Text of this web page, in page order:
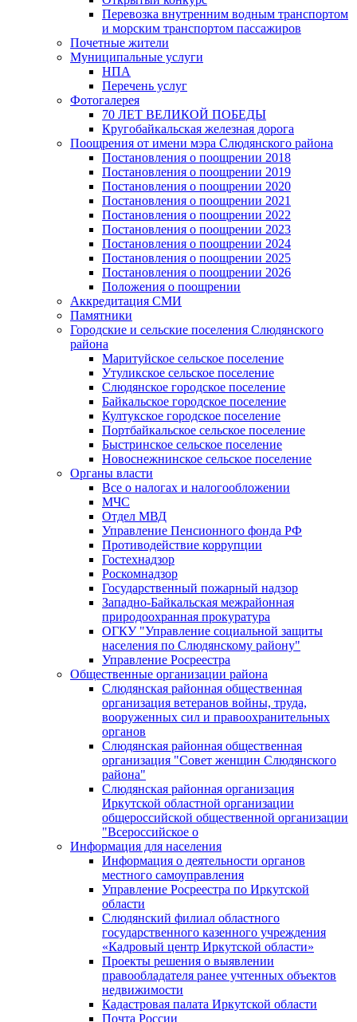
Перевозка внутренним водным транспортом
и морским транспортом пассажиров
Почетные жители
Муниципальные услуги
НПА
Перечень услуг
Фотогалерея
70 ЛЕТ ВЕЛИКОЙ ПОБЕДЫ
Кругобайкальская железная дорога
Поощрения от имени мэра Слюдянского района
Постановления о поощрении 2018
Постановления о поощрении 2019
Постановления о поощрении 2020
Постановления о поощрении 2021
Постановления о поощрении 2022
Постановления о поощрении 2023
Постановления о поощрении 2024
Постановления о поощрении 2025
Постановления о поощрении 2026
Положения о поощрении
Аккредитация СМИ
Памятники
Городские и сельские поселения Слюдянского
района
Маритуйское сельское поселение
Утуликское сельское поселение
Слюдянское городское поселение
Байкальское городское поселение
Култукское городское поселение
Портбайкальское сельское поселение
Быстринское сельское поселение
Новоснежнинское сельское поселение
Органы власти
Все о налогах и налогообложении
МЧС
Отдел МВД
Управление Пенсионного фонда РФ
Противодействие коррупции
Гостехнадзор
Роскомнадзор
Государственный пожарный надзор
Западно-Байкальская межрайонная
природоохранная прокуратура
ОГКУ "Управление социальной защиты
населения по Слюдянскому району"
Управление Росреестра
Общественные организации района
Слюдянская районная общественная
организация ветеранов войны, труда,
вооруженных сил и правоохранительных
органов
Слюдянская районная общественная
организация "Совет женщин Слюдянского
района"
Слюдянская районная организация
Иркутской областной организации
общероссийской общественной организации
"Всероссийское о
Информация для населения
Информация о деятельности органов
местного самоуправления
Управление Росреестра по Иркутской
области
Слюдянский филиал областного
государственного казенного учреждения
«Кадровый центр Иркутской области»
Проекты решения о выявлении
правообладателя ранее учтенных объектов
недвижимости
Кадастровая палата Иркутской области
Почта России